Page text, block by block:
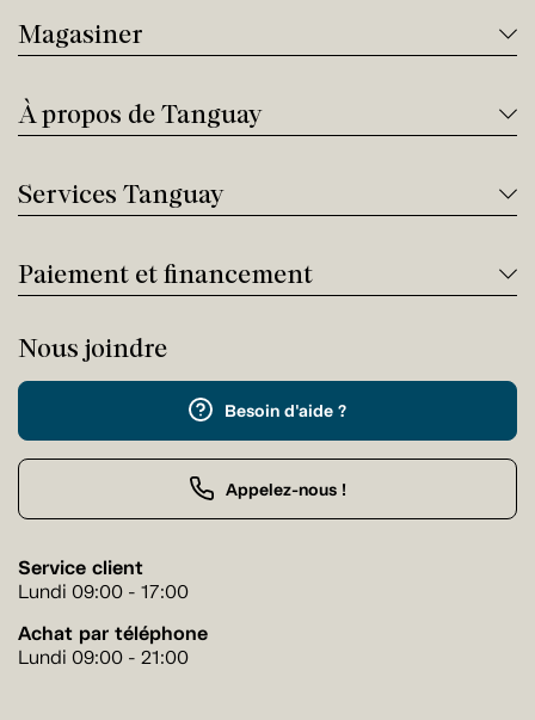
Magasiner
À propos de Tanguay
Services Tanguay
Paiement et financement
Nous joindre
Besoin d'aide ?
Appelez-nous !
Service client
Lundi 09:00 - 17:00
Achat par téléphone
Lundi 09:00 - 21:00